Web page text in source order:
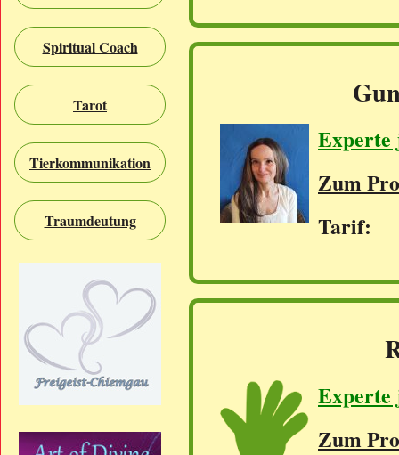
Spiritual Coach
Tarot
Tierkommunikation
Traumdeutung
Experte
Zum
Tarif:
Experte
Zum